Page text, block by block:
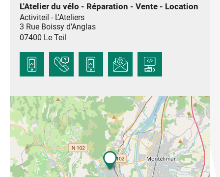
L'Atelier du vélo - Réparation - Vente - Location
Activiteil - L'Ateliers
3 Rue Boissy d'Anglas
07400 Le Teil